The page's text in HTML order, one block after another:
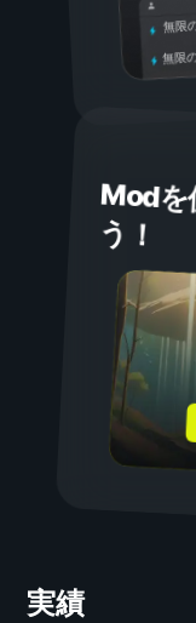
無限
無限
Modを
う！
実績